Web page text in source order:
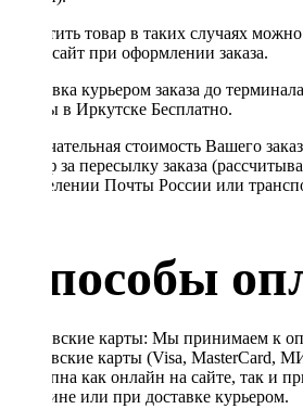
Оплатить товар в таких случаях
через сайт при оформлении заказа.
Доставка курьером заказа до
Почты в Иркутске Бесплатно.
Окончательная стоимость Вашего
Тариф за пересылку заказа
в отделении Почты России или
Способы
Банковские карты: Мы принимаем к
банковские карты (Visa, MasterCard,
доступна как онлайн на сайте, так и
магазине или при доставке курьером.